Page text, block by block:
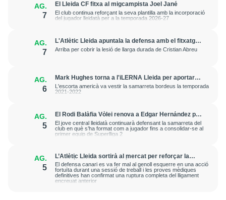
PROGRAMES
CONTACTE
AG.
7
El Lleida CF fitxa al migcampista Joel Jané
El club continua reforçant la seva plantilla amb la incorporació
del jugador lleidatà per a la temporada 2026-27
AG.
7
L'Atlètic Lleida apuntala la defensa amb el fitxatge
del central Fer Romero
Arriba per cobrir la lesió de llarga durada de Cristian Abreu
AG.
6
Mark Hughes torna a l'iLERNA Lleida per aportar
amenaça exterior
L'escorta americà va vestir la samarreta bordeus la temporada
2021-2022
AG.
5
El Rodi Balàfia Vòlei renova a Edgar Hernández per
a la temporada 2026-2027
El jove central lleidatà continuarà defensant la samarreta del
club en què s’ha format com a jugador fins a consolidar-se al
primer equip de Superlliga 2
AG.
5
L’Atlètic Lleida sortirà al mercat per reforçar la
posició de central després de la greu lesió que ha
patit Cristian Abreu
El defensa canari es va fer mal al genoll esquerre en una acció
fortuïta durant una sessió de treball i les proves mèdiques
definitives han confirmat una ruptura completa del lligament
encreuat anterior